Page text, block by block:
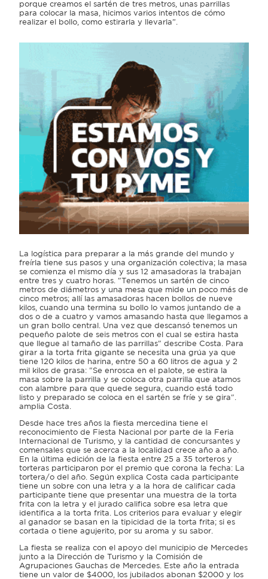
porque creamos el sartén de tres metros, unas parrillas
para colocar la masa, hicimos varios intentos de cómo
realizar el bollo, como estirarla y llevarla”.
La logística para preparar a la más grande del mundo y
freírla tiene sus pasos y una organización colectiva; la masa
se comienza el mismo día y sus 12 amasadoras la trabajan
entre tres y cuatro horas. "Tenemos un sartén de cinco
metros de diámetros y una mesa que mide un poco más de
cinco metros; allí las amasadoras hacen bollos de nueve
kilos, cuando una termina su bollo lo vamos juntando de a
dos o de a cuatro y vamos amasando hasta que llegamos a
un gran bollo central. Una vez que descansó tenemos un
pequeño palote de seis metros con el cual se estira hasta
que llegue al tamaño de las parrillas" describe Costa. Para
girar a la torta frita gigante se necesita una grúa ya que
tiene 120 kilos de harina, entre 50 a 60 litros de agua y 2
mil kilos de grasa: "Se enrosca en el palote, se estira la
masa sobre la parrilla y se coloca otra parrilla que atamos
con alambre para que quede segura, cuando está todo
listo y preparado se coloca en el sartén se fríe y se gira".
amplia Costa.
Desde hace tres años la fiesta mercedina tiene el
reconocimiento de Fiesta Nacional por parte de la Feria
Internacional de Turismo, y la cantidad de concursantes y
comensales que se acerca a la localidad crece año a año.
En la última edición de la fiesta entre 25 a 35 torteros y
torteras participaron por el premio que corona la fecha: La
tortera/o del año. Según explica Costa cada participante
tiene un sobre con una letra y a la hora de calificar cada
participante tiene que presentar una muestra de la torta
frita con la letra y el jurado califica sobre esa letra que
identifica a la torta frita. Los criterios para evaluar y elegir
al ganador se basan en la tipicidad de la torta frita; si es
cortada o tiene agujerito, por su aroma y su sabor.
La fiesta se realiza con el apoyo del municipio de Mercedes
junto a la Dirección de Turismo y la Comisión de
Agrupaciones Gauchas de Mercedes. Este año la entrada
tiene un valor de $4000, los jubilados abonan $2000 y los